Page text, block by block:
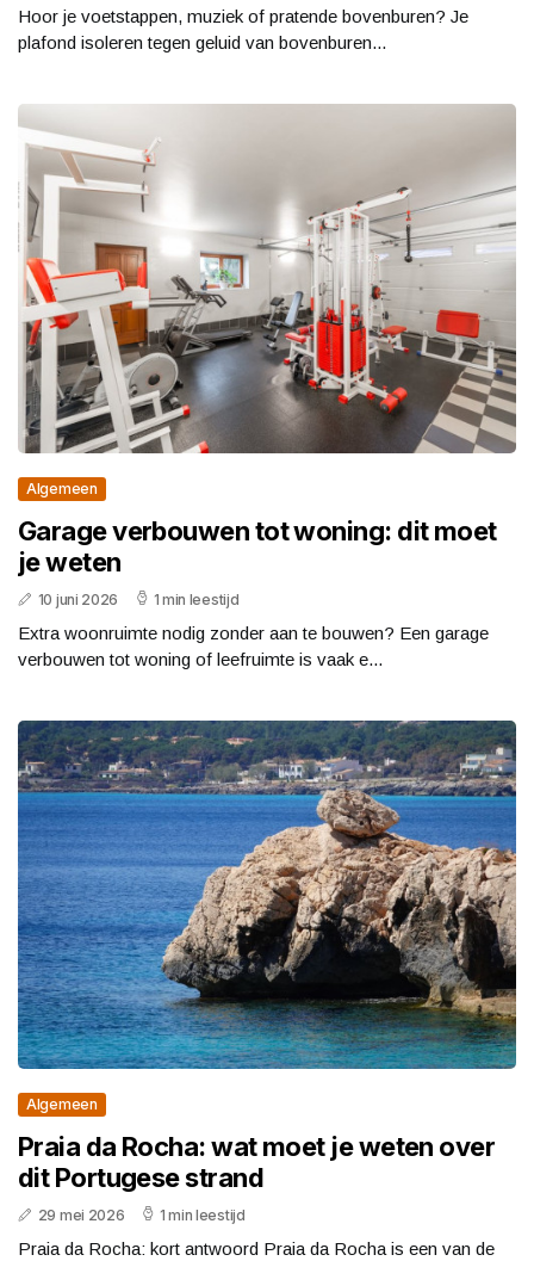
Hoor je voetstappen, muziek of pratende bovenburen? Je
plafond isoleren tegen geluid van bovenburen...
Algemeen
Garage verbouwen tot woning: dit moet
je weten
10 juni 2026 1 min leestijd
Extra woonruimte nodig zonder aan te bouwen? Een garage
verbouwen tot woning of leefruimte is vaak e...
Algemeen
Praia da Rocha: wat moet je weten over
dit Portugese strand
29 mei 2026 1 min leestijd
Praia da Rocha: kort antwoord Praia da Rocha is een van de